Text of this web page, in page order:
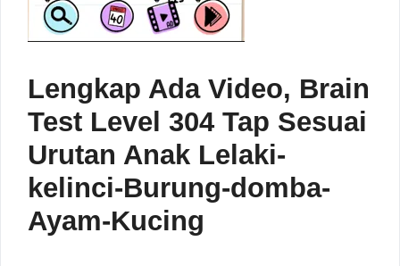
Lengkap Ada Video, Brain
Test Level 304 Tap Sesuai
Urutan Anak Lelaki-
kelinci-Burung-domba-
Ayam-Kucing